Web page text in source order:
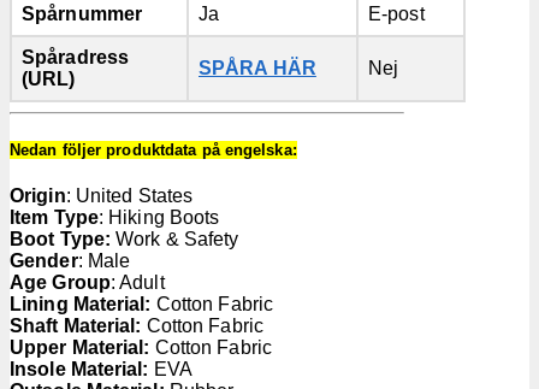
Spårnummer Ja E-post
Spåradress
(URL)
SPÅRA HÄR Nej
Nedan följer produktdata på engelska:
Origin: United States
Item Type: Hiking Boots
Boot Type: Work & Safety
Gender: Male
Age Group: Adult
Lining Material: Cotton Fabric
Shaft Material: Cotton Fabric
Upper Material: Cotton Fabric
Insole Material: EVA